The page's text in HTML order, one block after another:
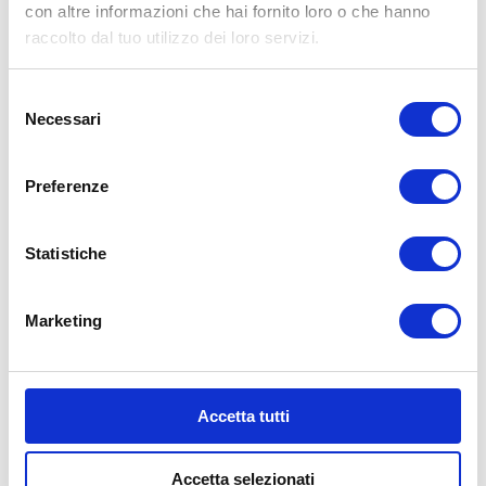
con altre informazioni che hai fornito loro o che hanno
raccolto dal tuo utilizzo dei loro servizi.
delNecessari
Preferenze
Statistiche
Marketing
Accetta tutti
Accetta selezionati
REVISIONI AUTO
LA NOSTRA SQUADRA